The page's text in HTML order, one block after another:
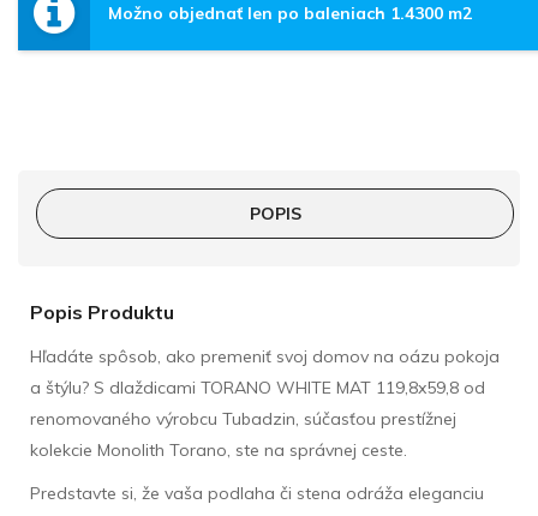
Možno objednať len po baleniach 1.4300 m2
POPIS
Popis Produktu
Hľadáte spôsob, ako premeniť svoj domov na oázu pokoja
a štýlu? S dlaždicami TORANO WHITE MAT 119,8x59,8 od
renomovaného výrobcu Tubadzin, súčasťou prestížnej
kolekcie Monolith Torano, ste na správnej ceste.
Predstavte si, že vaša podlaha či stena odráža eleganciu